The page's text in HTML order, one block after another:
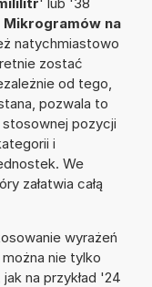
na
natychmiastowo
zostać
od tego,
pozwala to
pozycji
i
We
załatwia całą
wyrażeń
nie tylko
na przykład '24